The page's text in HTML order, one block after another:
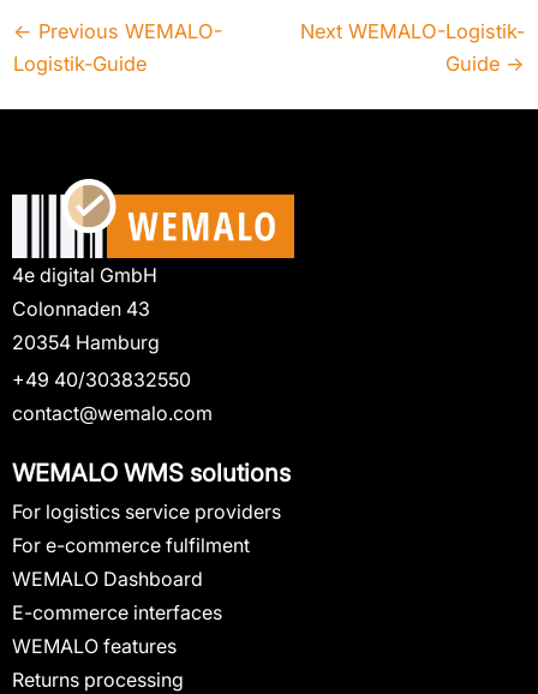
← Previous WEMALO-
Logistik-Guide
Next WEMALO-Logistik-
Guide →
4e digital GmbH
Colonnaden 43
20354 Hamburg
+49 40/303832550
contact@wemalo.com
WEMALO WMS solutions
For logistics service providers
For e-commerce fulfilment
WEMALO Dashboard
E-commerce interfaces
WEMALO features
Returns processing